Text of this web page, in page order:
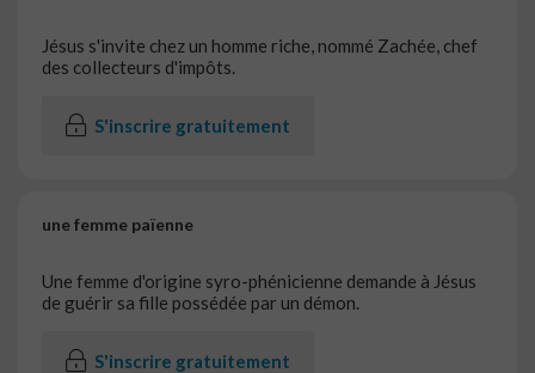
Jésus s'invite chez un homme riche, nommé Zachée, chef
des collecteurs d'impôts.
S'inscrire gratuitement
une femme païenne
Une femme d'origine syro-phénicienne demande à Jésus
de guérir sa fille possédée par un démon.
S'inscrire gratuitement